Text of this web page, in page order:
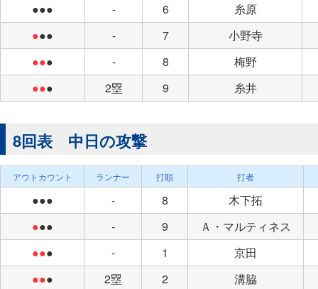
●●● - 6
糸原
●●● - 7
小野寺
●●● - 8
梅野
●●● 2塁 9 糸井
8回表 中日の攻撃
アウトカウント ランナー 打順 打者
●●● - 8
木下拓
●●● - 9
Ａ・マルティネス
●●● - 1
京田
●●● 2塁 2
溝脇